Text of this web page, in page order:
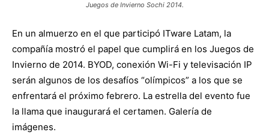
Juegos de Invierno Sochi 2014.
En un almuerzo en el que participó ITware Latam, la
compañía mostró el papel que cumplirá en los Juegos de
Invierno de 2014. BYOD, conexión Wi-Fi y televisación IP
serán algunos de los desafíos “olímpicos” a los que se
enfrentará el próximo febrero. La estrella del evento fue
la llama que inaugurará el certamen. Galería de
imágenes.